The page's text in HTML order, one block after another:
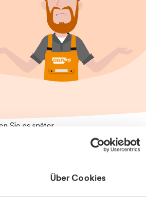
Über Cookies
Sie es später